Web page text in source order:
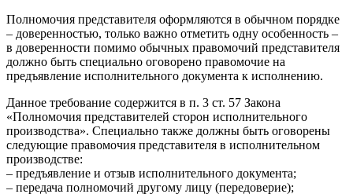
Полномочия представителя оформляются в обычном порядке
– доверенностью, только важно отметить одну особенность –
в доверенности помимо обычных правомочий представителя
должно быть специально оговорено правомочие на
предъявление исполнительного документа к исполнению.
Данное требование содержится в п. 3 ст. 57 Закона
«Полномочия представителей сторон исполнительного
производства». Специально также должны быть оговорены
следующие правомочия представителя в исполнительном
производстве:
– предъявление и отзыв исполнительного документа;
– передача полномочий другому лицу (передоверие);